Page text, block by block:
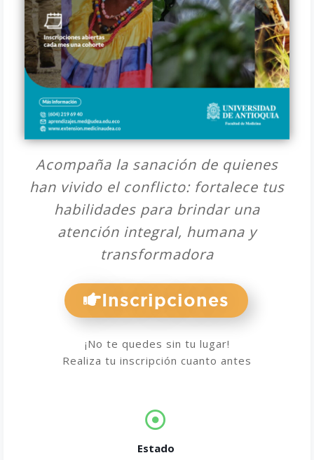
Acompaña la sanación de quienes
han vivido el conflicto: fortalece tus
habilidades para brindar una
atención integral, humana y
transformadora
Inscripciones
¡No te quedes sin tu lugar!
Realiza tu inscripción cuanto antes
Estado